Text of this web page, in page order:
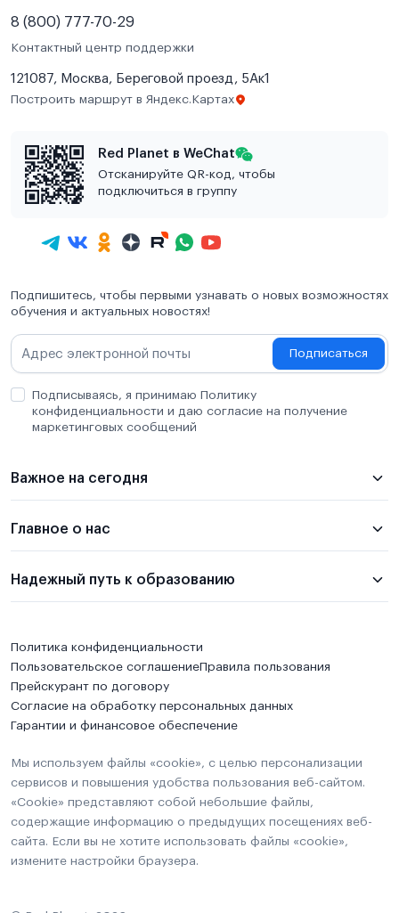
8 (800) 777-70-29
Контактный центр поддержки
121087, Москва, Береговой проезд, 5Ак1
Построить маршрут в Яндекс.Картах
Red Planet в WeChat
Отсканируйте QR-код, чтобы
подключиться в группу
Подпишитесь, чтобы первыми узнавать о новых возможностях
обучения и актуальных новостях!
Подписаться
Подписываясь, я принимаю Политику
конфиденциальности и даю согласие на получение
маркетинговых сообщений
Важное на сегодня
Главное о нас
Надежный путь к образованию
Политика конфиденциальности
Пользовательское соглашениеПравила пользования
Прейскурант по договору
Согласие на обработку персональных данных
Гарантии и финансовое обеспечение
Мы используем файлы «cookie», с целью персонализации
сервисов и повышения удобства пользования веб-сайтом.
«Cookie» представляют собой небольшие файлы,
содержащие информацию о предыдущих посещениях веб-
сайта. Если вы не хотите использовать файлы «cookie»,
измените настройки браузера.